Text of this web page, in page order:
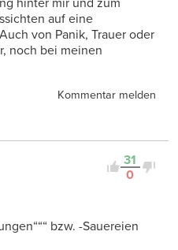
auf eine
von Panik, Trauer oder
noch bei meinen
Kommentar melden
31
0
bzw. -Sauereien